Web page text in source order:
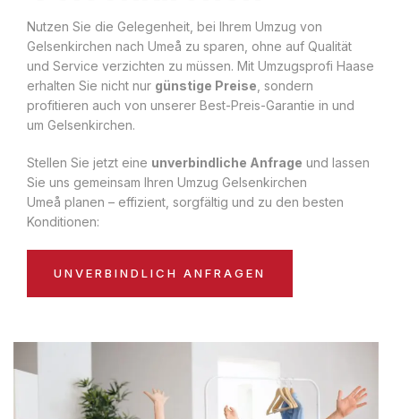
Nutzen Sie die Gelegenheit, bei Ihrem Umzug von
Gelsenkirchen nach Umeå zu sparen, ohne auf Qualität
und Service verzichten zu müssen. Mit Umzugsprofi Haase
erhalten Sie nicht nur günstige Preise , sondern
profitieren auch von unserer Best-Preis-Garantie in und
um Gelsenkirchen.
Stellen Sie jetzt eine unverbindliche Anfrage und lassen
Sie uns gemeinsam Ihren Umzug Gelsenkirchen
Umeå planen – effizient, sorgfältig und zu den besten
Konditionen:
UNVERBINDLICH ANFRAGEN